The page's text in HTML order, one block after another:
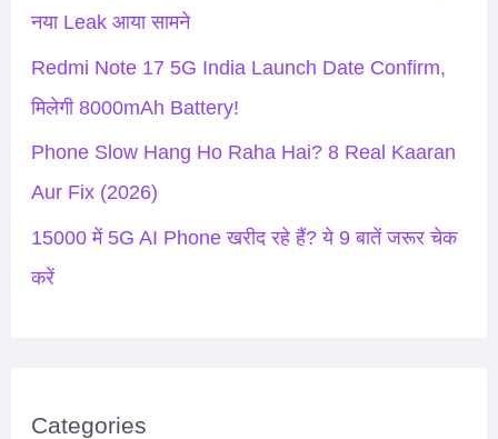
नया Leak आया सामने
Redmi Note 17 5G India Launch Date Confirm,
मिलेगी 8000mAh Battery!
Phone Slow Hang Ho Raha Hai? 8 Real Kaaran
Aur Fix (2026)
15000 में 5G AI Phone खरीद रहे हैं? ये 9 बातें जरूर चेक
करें
Categories